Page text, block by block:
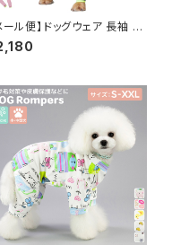
ール便】ドッグウェア 長袖 ロ
ース 犬 ペット 防寒 秋冬／